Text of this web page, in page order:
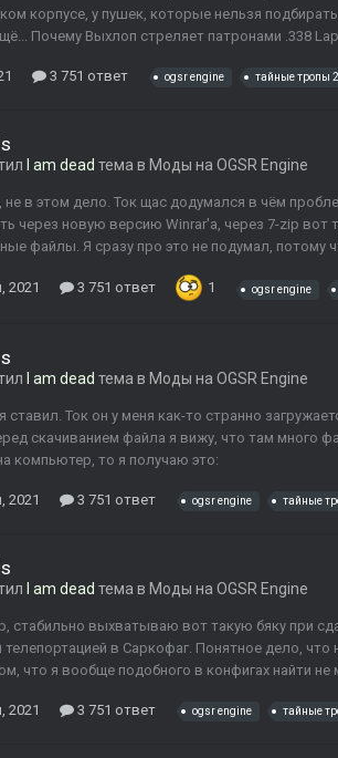
корпусе, у пушек, которые нельзя
Почему Выхлоп стреляет патронами .338
3 751 ответ ogsr engine тайные тропы 2
I am dead тема в Моды на OGSR Engine
не в этом дело. Ток щас додумался в чём
через новую версию Winrar'а, через 7-zip вот
файлы. Я сразу про это не подумал, потому
2021 3 751 ответ 1 ogsr engine
I am dead тема в Моды на OGSR Engine
ставил. Ток он у меня как-то странно
скачиванием файла я вижу, что там много
компьютер, то я получаю это:
2021 3 751 ответ ogsr engine тайные
I am dead тема в Моды на OGSR Engine
стабильно выхватываю вот такую бяку при
в Саркофаг. Понятное дело, что
что я вообще подобного в конфигах найти не
2021 3 751 ответ ogsr engine тайные